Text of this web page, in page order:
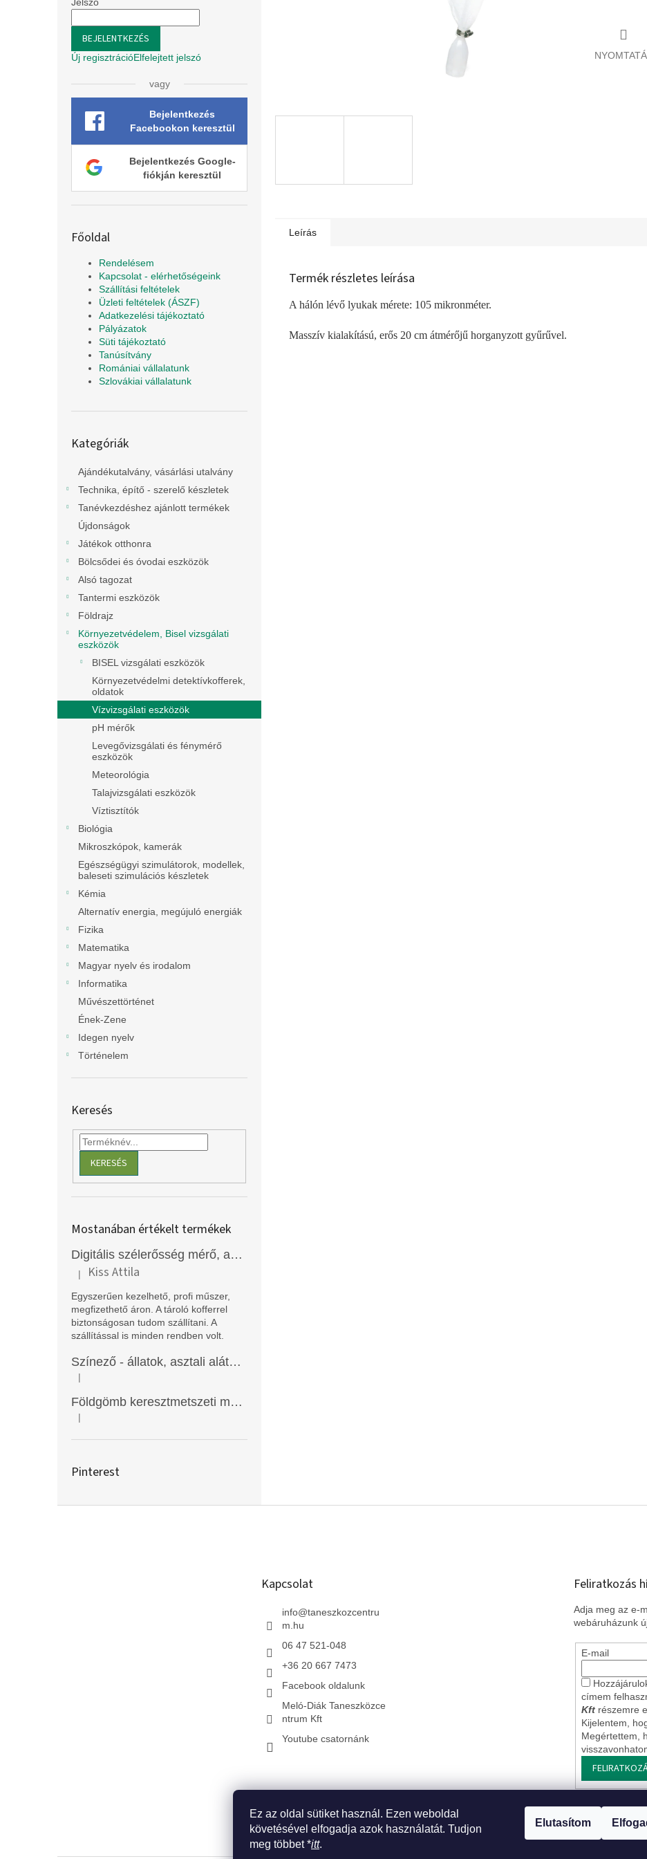
Ez az oldal sütiket használ. Ezen weboldal
követésével elfogadja azok használatát. Tudjon
meg többet *itt.
Elutasítom
BEJELENTKEZÉS
Új regisztrációElfelejtett jelszó
vagy
Bejelentkezés
Facebookon keresztül
Bejelentkezés Google-
fiókján keresztül
Főoldal
Rendelésem
Kapcsolat - elérhetőségeink
Szállítási feltételek
Üzleti feltételek (ÁSZF)
Adatkezelési tájékoztató
Pályázatok
Süti tájékoztató
Tanúsítvány
Romániai vállalatunk
Szlovákiai vállalatunk
átugrása
Kategóriák
Ajándékutalvány, vásárlási utalvány
Technika, építő - szerelő készletek
Tanévkezdéshez ajánlott termékek
Újdonságok
Játékok otthonra
Bölcsődei és óvodai eszközök
Alsó tagozat
Tantermi eszközök
Földrajz
Környezetvédelem, Bisel vizsgálati
eszközök
BISEL vizsgálati eszközök
Környezetvédelmi detektívkofferek,
oldatok
Vízvizsgálati eszközök
pH mérők
Levegővizsgálati és fénymérő
eszközök
Meteorológia
Talajvizsgálati eszközök
Víztisztítók
Biológia
Mikroszkópok, kamerák
Egészségügyi szimulátorok, modellek,
baleseti szimulációs készletek
Kémia
Alternatív energia, megújuló energiák
Fizika
Matematika
Magyar nyelv és irodalom
Informatika
Művészettörténet
Ének-Zene
Idegen nyelv
Történelem
Keresés
KERESÉS
Mostanában értékelt termékek
Digitális szélerősség mérő, anemométer, EM2250
A termék értékelése 5-ből 5 csillag.
| Kiss Attila
Egyszerűen kezelhető, profi műszer,
megfizethető áron. A tároló kofferrel
biztonságosan tudom szállítani. A
szállítással is minden rendben volt.
Színező - állatok, asztali alátét, Funny Mat
A termék értékelése 5-ből 5 csillag.
|
Földgömb keresztmetszeti modell
A termék értékelése 5-ből 5 csillag.
|
Pinterest
Leírás
Termék részletes leírása
A hálón lévő lyukak mérete: 105 mikronméter.
Masszív kialakítású, erős 20 cm átmérőjű horganyzott gyűrűvel.
Kapcsolat
info@taneszkozcentru
m.hu
06 47 521-048
+36 20 667 7473
Facebook oldalunk
Meló-Diák Taneszközce
ntrum Kft
Youtube csatornánk
Feliratkozás
Adja meg az e-
webáruházunk
E-mail
címem
Kft részemre
Kijelentem,
Megértettem,
* Kezdőlap * Szlovákiai leányvállalatunk * Impresszum * Üzleti feltételek ÁSZF * Jogi